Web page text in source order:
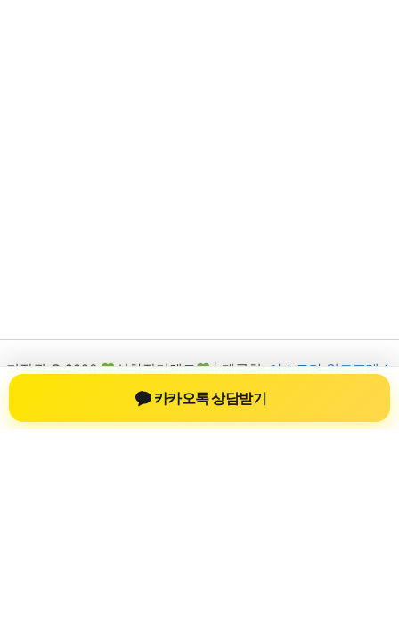
저작권 © 2026 신차장기렌트 | 제공처:
아스트라 워드프레스
테마
카카오톡 상담받기